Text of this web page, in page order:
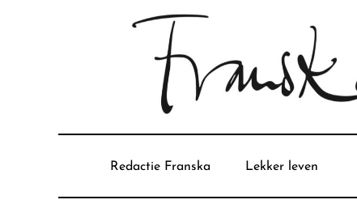
Redactie Franska Lekker leven